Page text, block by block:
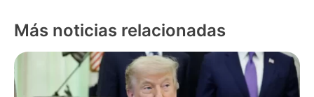
Más noticias relacionadas